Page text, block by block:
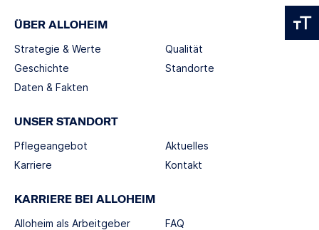
ÜBER ALLOHEIM
Strategie & Werte
Geschichte
Daten & Fakten
Qualität
Standorte
UNSER STANDORT
Pflegeangebot
Karriere
Aktuelles
Kontakt
KARRIERE BEI ALLOHEIM
Alloheim als Arbeitgeber
FAQ